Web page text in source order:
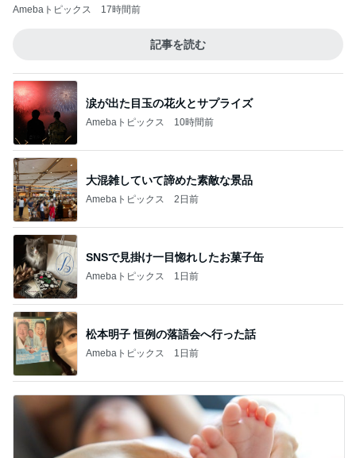
Amebaトピックス 17時間前
記事を読む
涙が出た目玉の花火とサプライズ
Amebaトピックス 10時間前
大混雑していて諦めた素敵な景品
Amebaトピックス 2日前
SNSで見掛け一目惚れしたお菓子缶
Amebaトピックス 1日前
松本明子 恒例の落語会へ行った話
Amebaトピックス 1日前